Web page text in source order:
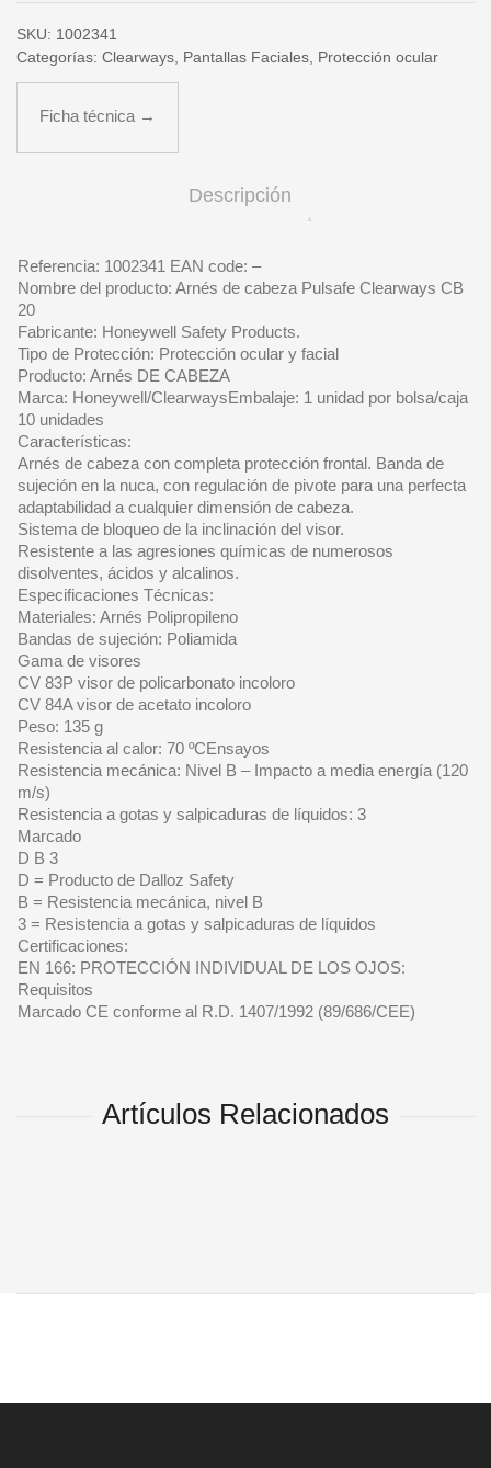
SKU: 1002341
Categorías: Clearways, Pantallas Faciales, Protección ocular
Ficha técnica →
Descripción
Referencia: 1002341 EAN code: –
Nombre del producto: Arnés de cabeza Pulsafe Clearways CB
20
Fabricante: Honeywell Safety Products.
Tipo de Protección: Protección ocular y facial
Producto: Arnés DE CABEZA
Marca: Honeywell/ClearwaysEmbalaje: 1 unidad por bolsa/caja
10 unidades
Características:
Arnés de cabeza con completa protección frontal. Banda de
sujeción en la nuca, con regulación de pivote para una perfecta
adaptabilidad a cualquier dimensión de cabeza.
Sistema de bloqueo de la inclinación del visor.
Resistente a las agresiones químicas de numerosos
disolventes, ácidos y alcalinos.
Especificaciones Técnicas:
Materiales: Arnés Polipropileno
Bandas de sujeción: Poliamida
Gama de visores
CV 83P visor de policarbonato incoloro
CV 84A visor de acetato incoloro
Peso: 135 g
Resistencia al calor: 70 ºCEnsayos
Resistencia mecánica: Nivel B – Impacto a media energía (120
m/s)
Resistencia a gotas y salpicaduras de líquidos: 3
Marcado
D B 3
D = Producto de Dalloz Safety
B = Resistencia mecánica, nivel B
3 = Resistencia a gotas y salpicaduras de líquidos
Certificaciones:
EN 166: PROTECCIÓN INDIVIDUAL DE LOS OJOS:
Requisitos
Marcado CE conforme al R.D. 1407/1992 (89/686/CEE)
Artículos Relacionados